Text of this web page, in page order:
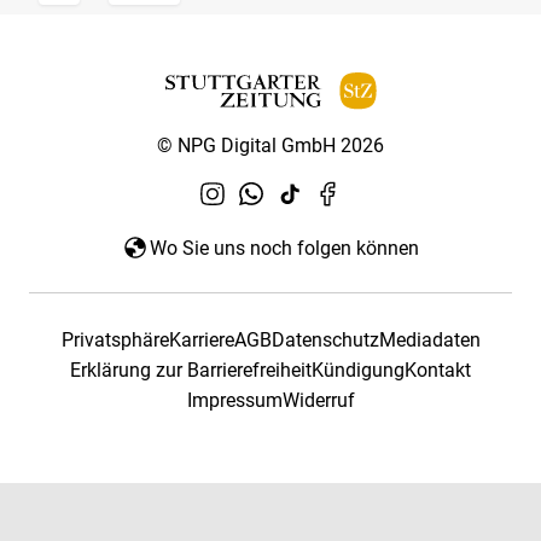
© NPG Digital GmbH 2026
Wo Sie uns noch folgen können
PrivatsphäreKarriereAGBDatenschutzMediadaten
Erklärung zur BarrierefreiheitKündigungKontakt
ImpressumWiderruf